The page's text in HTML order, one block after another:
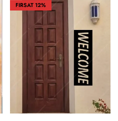
FIRSAT12%